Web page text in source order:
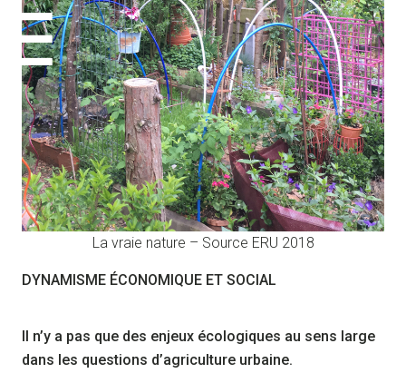
La vraie nature – Source ERU 2018
DYNAMISME ÉCONOMIQUE ET SOCIAL
Il n’y a pas que des enjeux écologiques au sens large
dans les questions d’agriculture urbaine.